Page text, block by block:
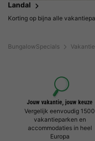
BungalowSpecials
Landal
Korting op bijna alle
Jouw vakantie, jouw keuze
Vergelijk eenvoudig 1500
vakantieparken en
accommodaties in heel
Europa